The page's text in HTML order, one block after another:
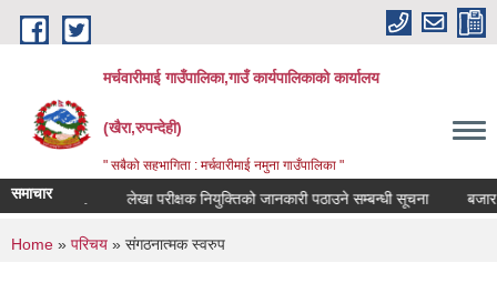
Skip to main content
मर्चवारीमाई गाउँपालिका,गाउँ कार्यपालिकाको कार्यालय
(खैरा,रुपन्देही)
" सबैको सहभागिता : मर्चवारीमाई नमुना गाउँपालिका "
समाचार
सूचना.. लेखा परीक्षक नियुक्तिको जानकारी पठाउने सम्बन्धी सूचना बजार
You are here
Home » परिचय » संगठनात्मक स्वरुप